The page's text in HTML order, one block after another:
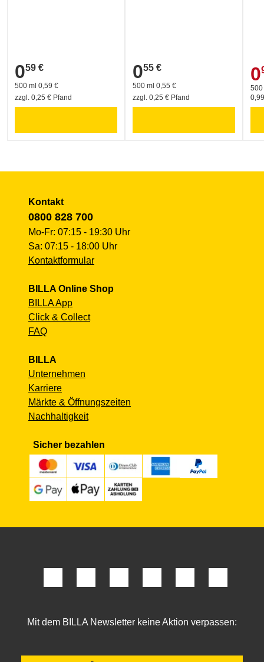
0,59 €
059 €
500 ml 0,59 €
zzgl. 0,25 € Pfand
0,55 €
055 €
500 ml 0,55 €
zzgl. 0,25 € Pfand
0
500
Kontakt
0800 828 700
Mo-Fr: 07:15 - 19:30 Uhr
Sa: 07:15 - 18:00 Uhr
Kontaktformular
BILLA Online Shop
BILLA App
Click & Collect
FAQ
BILLA
Unternehmen
Karriere
Märkte & Öffnungszeiten
Nachhaltigkeit
Sicher bezahlen
Mit dem BILLA Newsletter keine Aktion verpassen: